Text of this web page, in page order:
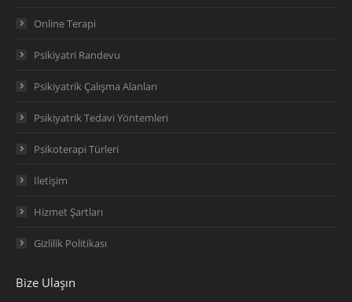
Online Terapi
Psikiyatri Randevu
Psikiyatrik Çalışma Alanları
Psikiyatrik Tedavi Yöntemleri
Psikoterapi Türleri
İletişim
Hizmet Şartları
Gizlilik Politikası
Bize Ulaşın